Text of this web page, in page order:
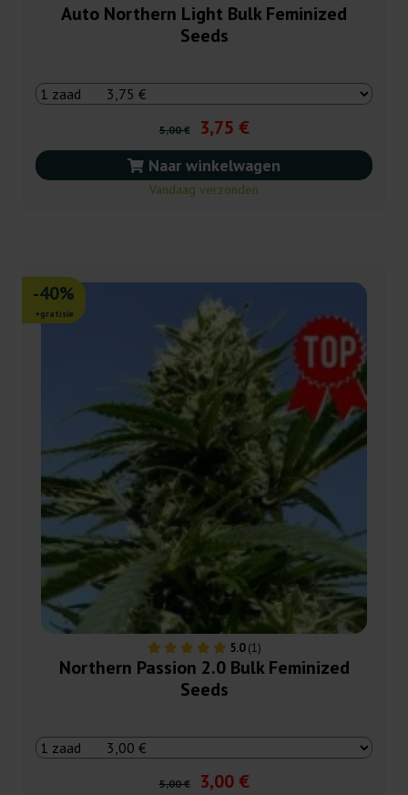
Auto Northern Light Bulk Feminized
Seeds
5,00 € 3,75 €
Naar winkelwagen
Vandaag verzonden
5.0(1)
-40%
+gratisie
Northern Passion 2.0 Bulk Feminized
Seeds
5,00 € 3,00 €